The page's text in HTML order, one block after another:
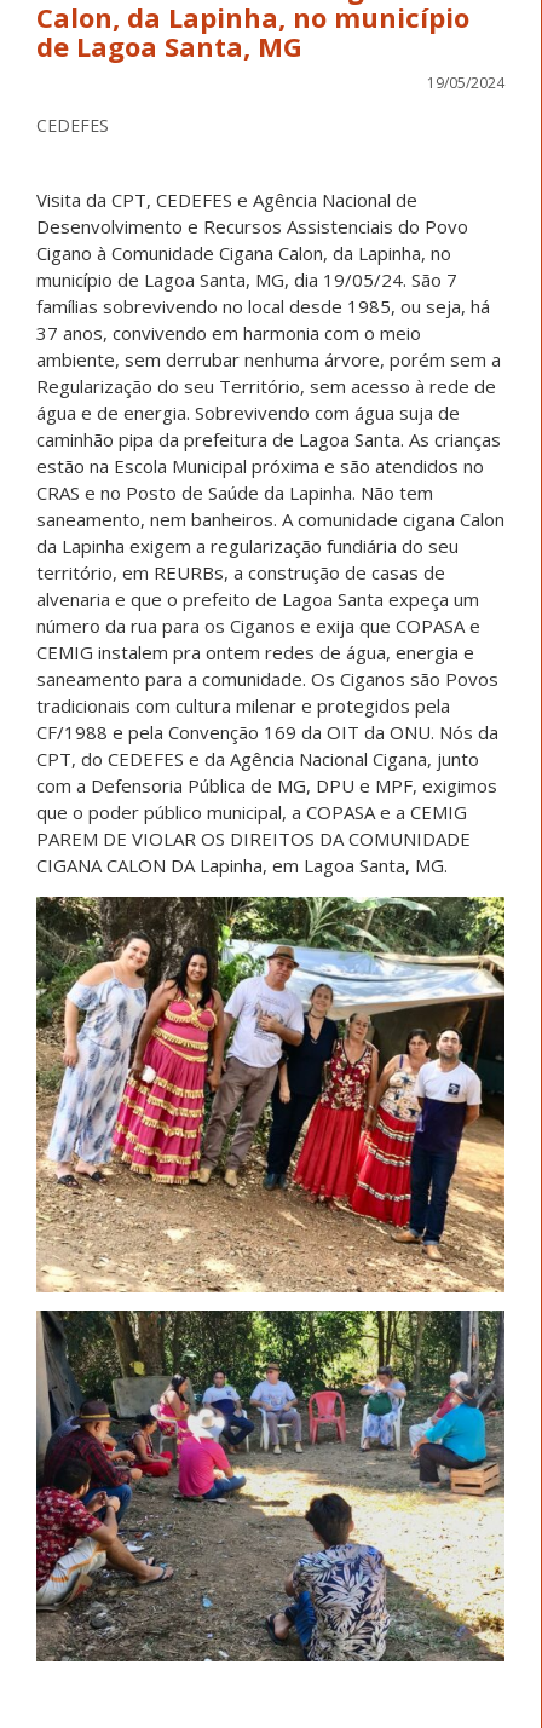
Calon, da Lapinha, no município
de Lagoa Santa, MG
19/05/2024
CEDEFES
Visita da CPT, CEDEFES e Agência Nacional de
Desenvolvimento e Recursos Assistenciais do Povo
Cigano à Comunidade Cigana Calon, da Lapinha, no
município de Lagoa Santa, MG, dia 19/05/24. São 7
famílias sobrevivendo no local desde 1985, ou seja, há
37 anos, convivendo em harmonia com o meio
ambiente, sem derrubar nenhuma árvore, porém sem a
Regularização do seu Território, sem acesso à rede de
água e de energia. Sobrevivendo com água suja de
caminhão pipa da prefeitura de Lagoa Santa. As crianças
estão na Escola Municipal próxima e são atendidos no
CRAS e no Posto de Saúde da Lapinha. Não tem
saneamento, nem banheiros. A comunidade cigana Calon
da Lapinha exigem a regularização fundiária do seu
território, em REURBs, a construção de casas de
alvenaria e que o prefeito de Lagoa Santa expeça um
número da rua para os Ciganos e exija que COPASA e
CEMIG instalem pra ontem redes de água, energia e
saneamento para a comunidade. Os Ciganos são Povos
tradicionais com cultura milenar e protegidos pela
CF/1988 e pela Convenção 169 da OIT da ONU. Nós da
CPT, do CEDEFES e da Agência Nacional Cigana, junto
com a Defensoria Pública de MG, DPU e MPF, exigimos
que o poder público municipal, a COPASA e a CEMIG
PAREM DE VIOLAR OS DIREITOS DA COMUNIDADE
CIGANA CALON DA Lapinha, em Lagoa Santa, MG.